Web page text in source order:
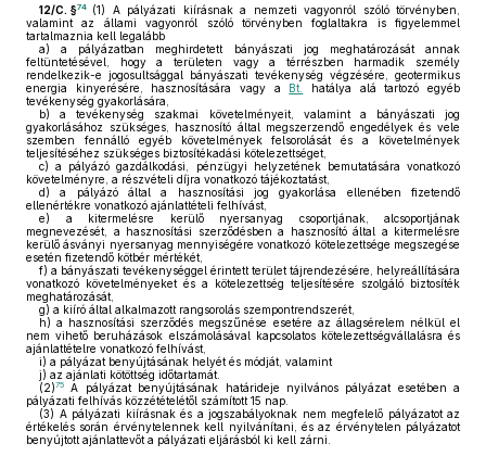
12/C. §74 (1)
A pályázati kiírásnak a nemzeti vagyonról szóló törvényben,
valamint az állami vagyonról szóló törvényben foglaltakra is figyelemmel
tartalmaznia kell legalább
a) a pályázatban meghirdetett bányászati jog meghatározását annak
feltüntetésével, hogy a területen vagy a térrészben harmadik személy
rendelkezik-e jogosultsággal bányászati tevékenység végzésére, geotermikus
energia kinyerésére, hasznosítására vagy a Bt.
hatálya alá tartozó egyéb
tevékenység gyakorlására,
b) a tevékenység szakmai követelményeit, valamint a bányászati jog
gyakorlásához szükséges, hasznosító által megszerzendő engedélyek és vele
szemben fennálló egyéb követelmények felsorolását és a követelmények
teljesítéséhez szükséges biztosítékadási kötelezettséget,
c) a pályázó gazdálkodási, pénzügyi helyzetének bemutatására vonatkozó
követelményre, a részvételi díjra vonatkozó tájékoztatást,
d) a pályázó által a hasznosítási jog gyakorlása ellenében fizetendő
ellenértékre vonatkozó ajánlattételi felhívást,
e) a kitermelésre kerülő nyersanyag csoportjának, alcsoportjának
megnevezését, a hasznosítási szerződésben a hasznosító által a kitermelésre
kerülő ásványi nyersanyag mennyiségére vonatkozó kötelezettsége megszegése
esetén fizetendő kötbér mértékét,
f) a bányászati tevékenységgel érintett terület tájrendezésére, helyreállítására
vonatkozó követelményeket és a kötelezettség teljesítésére szolgáló biztosíték
meghatározását,
g) a kiíró által alkalmazott rangsorolás szempontrendszerét,
h) a hasznosítási szerződés megszűnése esetére az állagsérelem nélkül el
nem vihető beruházások elszámolásával kapcsolatos kötelezettségvállalásra és
ajánlattételre vonatkozó felhívást,
i) a pályázat benyújtásának helyét és módját, valamint
j) az ajánlati kötöttség időtartamát.
(2)75
A pályázat benyújtásának határideje nyilvános pályázat esetében a
pályázati felhívás közzétételétől számított 15 nap.
(3) A pályázati kiírásnak és a jogszabályoknak nem megfelelő pályázatot az
értékelés során érvénytelennek kell nyilvánítani, és az érvénytelen pályázatot
benyújtott ajánlattevőt a pályázati eljárásból ki kell zárni.